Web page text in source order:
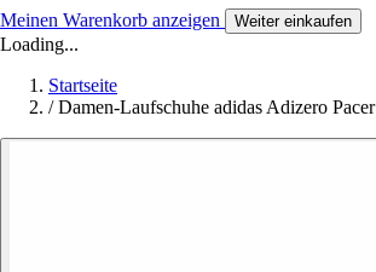
Meinen Warenkorb anzeigen Weiter einkaufen
Loading...
Startseite
/ Damen-Laufschuhe adidas Adizero Pacer